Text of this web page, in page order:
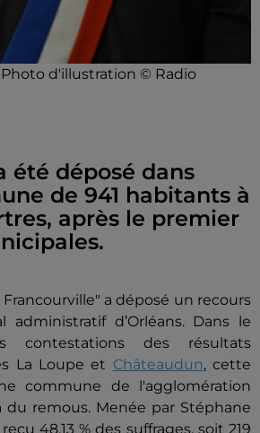
d'illustration © Radio
été déposé dans
de 941 habitants à
après le premier
a déposé un recours
administratif d’Orléans. Dans le
contestations des résultats
La Loupe et Châteaudun, cette
commune de l'agglomération
du remous. Menée par Stéphane
48,13 % des suffrages, soit 219